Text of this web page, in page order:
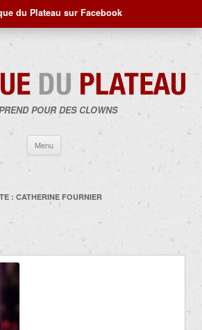
du Plateau sur Facebook
POUR DES CLOWNS
Menu
contenu
: CATHERINE FOURNIER